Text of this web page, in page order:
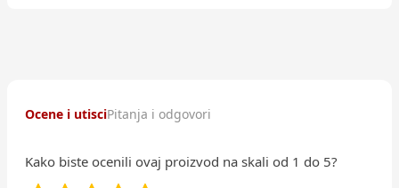
Ocene i utisciPitanja i odgovori
Kako biste ocenili ovaj proizvod na skali od 1 do 5?